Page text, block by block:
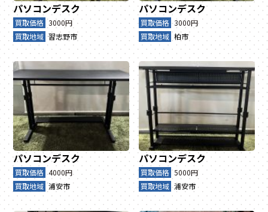
パソコンデスク
買取価格 3000円
買取地域 習志野市
パソコンデスク
買取価格 3000円
買取地域 柏市
パソコンデスク
買取価格 4000円
買取地域 浦安市
パソコンデスク
買取価格 5000円
買取地域 浦安市